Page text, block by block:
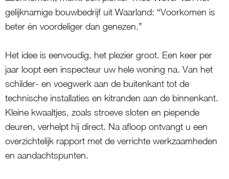
gelijknamige bouwbedrijf uit Waarland: “Voorkomen is
beter én voordeliger dan genezen.”
Het idee is eenvoudig, het plezier groot. Een keer per
jaar loopt een inspecteur uw hele woning na. Van het
schilder- en voegwerk aan de buitenkant tot de
technische installaties en kitranden aan de binnenkant.
Kleine kwaaltjes, zoals stroeve sloten en piepende
deuren, verhelpt hij direct. Na afloop ontvangt u een
overzichtelijk rapport met de verrichte werkzaamheden
en aandachtspunten.